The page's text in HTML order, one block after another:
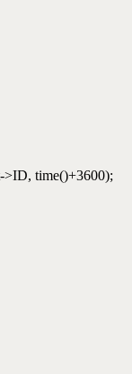
>ID, time()+3600);